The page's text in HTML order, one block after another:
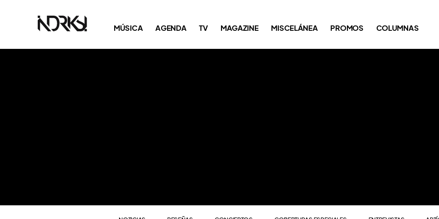
MÚSICA AGENDA TV MAGAZINE MISCELÁNEA PROMOS COLUMNAS